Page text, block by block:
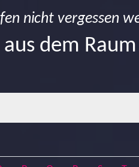
nicht vergessen
dem